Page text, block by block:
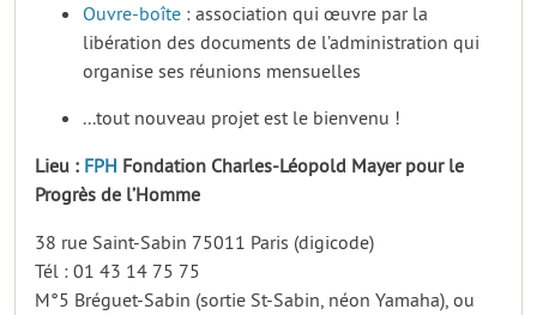
Ouvre-boîte : association qui œuvre par la
libération des documents de l’administration qui
organise ses réunions mensuelles
...tout nouveau projet est le bienvenu !
Lieu : FPH Fondation Charles-Léopold Mayer pour le
Progrès de l’Homme
38 rue Saint-Sabin 75011 Paris (digicode)
Tél : 01 43 14 75 75
M°5 Bréguet-Sabin (sortie St-Sabin, néon Yamaha), ou